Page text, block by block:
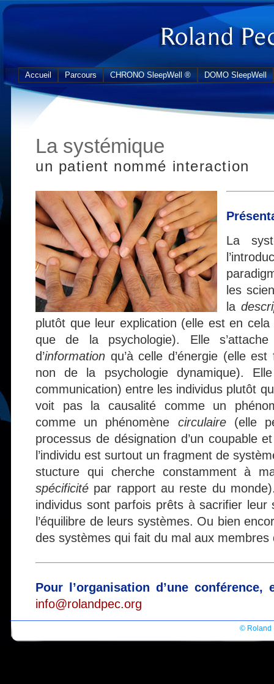
Accueil Parcours CHRONO SleepWell ® DOMO SleepWell
La systémique
un patient nommé interaction
La
les
la
plutôt que leur explication (elle est en cela
que de la psychologie). Elle
d’information qu’à celle d’énergie (elle
non de la psychologie dynamique).
communication) entre les individus plutôt
voit pas la causalité comme un
comme un phénomène circulaire(elle
processus de désignation d’un coupable
l’individu est surtout un fragment de
stucture qui cherche constamment à
spécificité par rapport au reste du
individus sont parfois prêts à sacrifier
l’équilibre de leurs systèmes. Ou bien
des systèmes qui fait du mal aux membres
Pour l’organisation d’une conférence,
info@rolandpec.org
© Roland